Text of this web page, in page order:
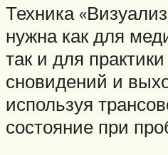
Техника
нужна как для
так и для
сновидений и
используя
состояние при